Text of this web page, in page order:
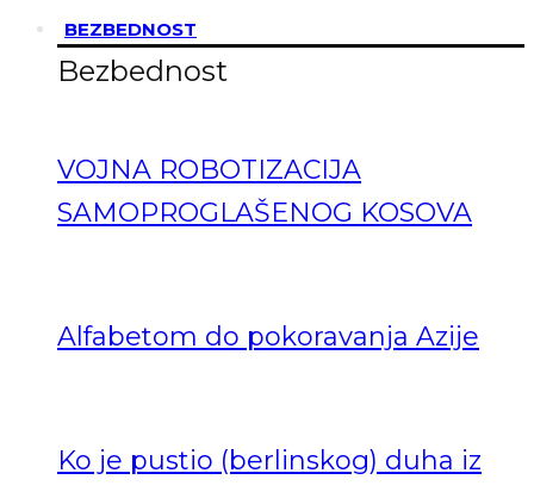
BEZBEDNOST
Bezbednost
VOJNA ROBOTIZACIJA
SAMOPROGLAŠENOG KOSOVA
Alfabetom do pokoravanja Azije
Ko je pustio (berlinskog) duha iz